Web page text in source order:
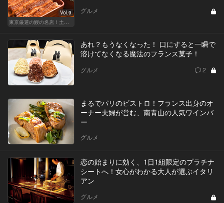
Vol.9
東京厳選の鰻の名店！土用の丑の日じゃなくても行きたい
グルメ
あれ？もうなくなった！ 口にすると一瞬で
溶けてなくなる魔法のフランス菓子！
グルメ 2
まるでパリのビストロ！フランス出身のオ
ーナー夫婦が営む、南青山の人気ワインバ
ー
グルメ
恋の始まりに効く、1日1組限定のプラチナ
シートへ！女心がわかる大人が選ぶイタリ
アン
グルメ